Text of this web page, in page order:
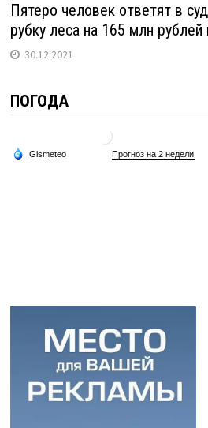
Пятеро человек ответят в
рубку леса на 165 млн рублей
30.12.2021
ПОГОДА